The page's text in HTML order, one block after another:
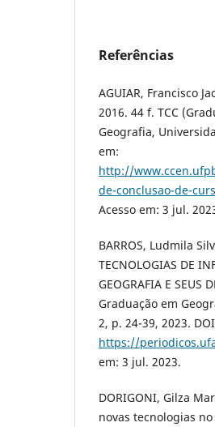
Referências
AGUIAR, Francisco
2016. 44 f. TCC
Geografia,
em:
http://
de-conclusao-de-
Acesso em: 3 jul.
BARROS, Ludmila
TECNOLOGIAS DE
GEOGRAFIA E SEUS
Graduação em
2, p. 24-39, 2023.
https://
em: 3 jul. 2023.
DORIGONI, Gilza
novas tecnologias